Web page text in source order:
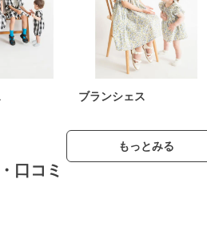
ブランシェス
もっとみる
口コミ